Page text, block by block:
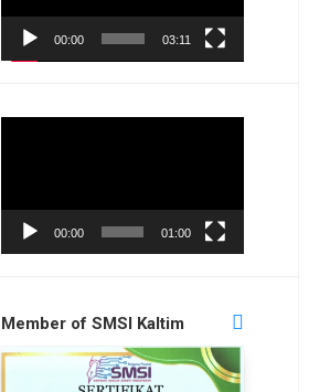
00:00 03:11
00:00 01:00
Member of SMSI Kaltim